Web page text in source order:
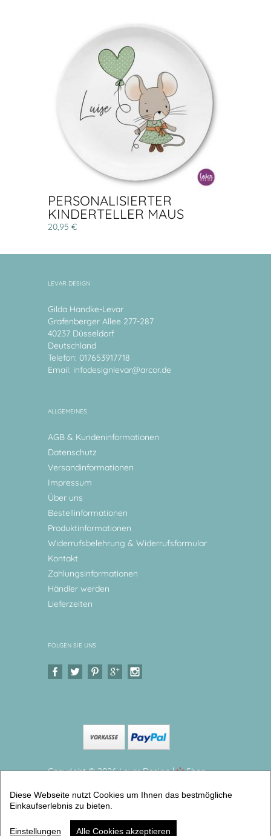
PERSONALISIERTER
KINDERTELLER MAUS
20,95 €
LEVAR DESIGN
Gilda Handke-Levar
Grafenberger Allee 277-287
40237 Düsseldorf
Deutschland
Telefon: 017653917718
Email: infodesignlevar@arcor.de
ALLGEMEINES
AGB & Kundeninformationen
Datenschutz
Versandinformationen
Impressum
Über uns
Bestellinformationen
Produktinformationen
Widerrufsbelehrung & Widerrufsformular
Kontakt
Zahlungsinformationen
Händler werden
Lieferzeiten
FOLGEN SIE UNS
Copyright © 2026 Levar Design |
Shop
Kinderteller Melamin Elefant Kindergeschirr BPA frei
und hergestellt in Deutschland (Teller flach klein) |
Artikelnummer: 2580-0067-6210
Diese Webseite nutzt Cookies um Ihnen das bestmögliche
Einkaufserlebnis zu bieten.
Einstellungen Alle Cookies akzeptieren